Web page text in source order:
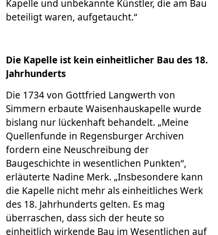
Kapelle und unbekannte Künstler, die am Bau
beteiligt waren, aufgetaucht.“
Die Kapelle ist kein einheitlicher Bau des 18.
Jahrhunderts
Die 1734 von Gottfried Langwerth von
Simmern erbaute Waisenhauskapelle wurde
bislang nur lückenhaft behandelt. „Meine
Quellenfunde in Regensburger Archiven
fordern eine Neuschreibung der
Baugeschichte in wesentlichen Punkten“,
erläuterte Nadine Merk. „Insbesondere kann
die Kapelle nicht mehr als einheitliches Werk
des 18. Jahrhunderts gelten. Es mag
überraschen, dass sich der heute so
einheitlich wirkende Bau im Wesentlichen auf